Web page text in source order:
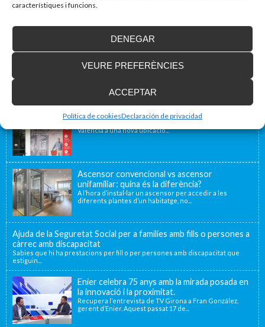
característiques i funcions.
ACCEPTAR
DENEGAR
VEURE PREFERÈNCIES
Política de cookiesDeclaración de privacidad
Nova seu d’Enier a la Comunitat Valenciana
Fa uns mesos vam traslladar la nostra delegació de
València a una nova ubicació...
Ascensor convencional vs ascensor
unifamiliar: quina és la diferència?
A l’hora d’instal·lar un ascensor per accedir a les
diferents plantes d’un habitatge, no...
Ajuda de la Seguretat Social per a famílies amb fills o persones a
càrrec amb discapacitat
Sabies que hi ha prestacions per fill o per persones amb discapacitat que
estiguin...
Enier celebra 75 anys amb la mirada posada en
la innovació i la proximitat.
Recupera l’entrevista de TV Girona a Fran González,
gerent d’Enier. Aquest passat 17 de...